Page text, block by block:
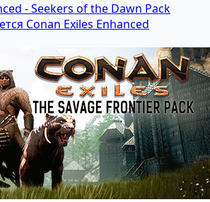
- Seekers of the Dawn Pack
Conan Exiles Enhanced